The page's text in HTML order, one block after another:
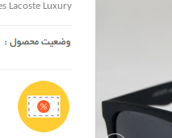
Lacoste Luxury